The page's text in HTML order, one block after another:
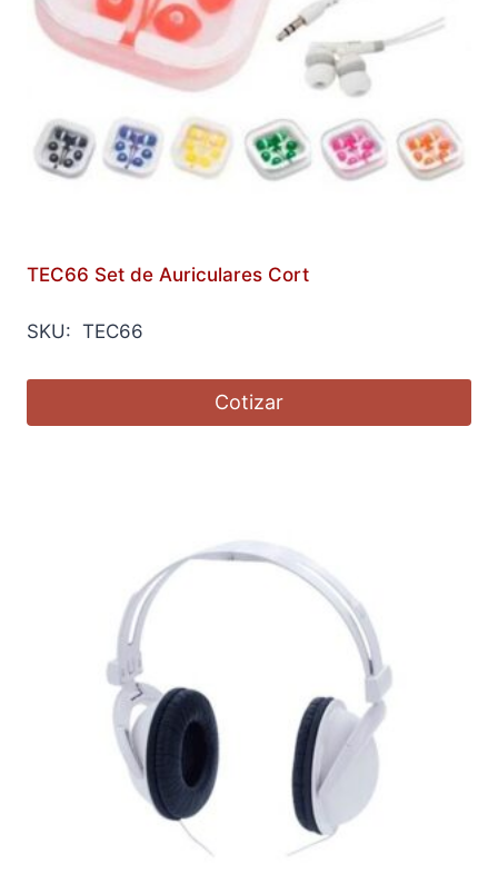
TEC66 Set de Auriculares Cort
SKU: TEC66
Cotizar